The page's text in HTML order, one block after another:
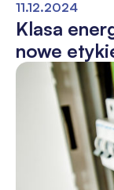
11.12.2024
Klasa
nowe